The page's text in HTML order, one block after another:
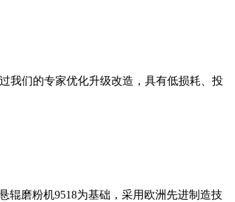
我们的专家优化升级改造，具有低损耗、投
磨粉机9518为基础，采用欧洲先进制造技